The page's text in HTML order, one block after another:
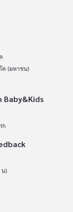
ด (มหาชน)
น)